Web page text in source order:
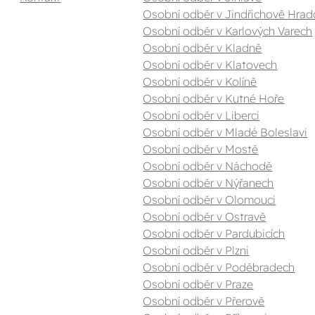
Osobní odběr v Jindřichově
Osobní odběr v Karlových Varech
Osobní odběr v Kladně
Osobní odběr v Klatovech
Osobní odběr v Kolíně
Osobní odběr v Kutné Hoře
Osobní odběr v Liberci
Osobní odběr v Mladé Boleslavi
Osobní odběr v Mostě
Osobní odběr v Náchodě
Osobní odběr v Nýřanech
Osobní odběr v Olomouci
Osobní odběr v Ostravě
Osobní odběr v Pardubicích
Osobní odběr v Plzni
Osobní odběr v Poděbradech
Osobní odběr v Praze
Osobní odběr v Přerově